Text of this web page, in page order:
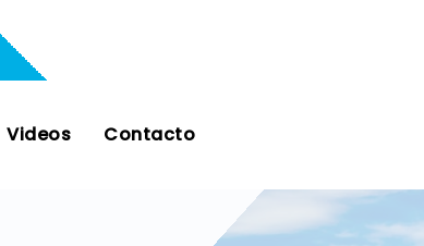
Videos Contacto